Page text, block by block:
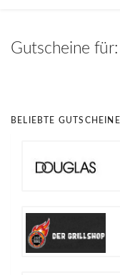
Gutscheine für:
BELIEBTE GUTSCHEINE